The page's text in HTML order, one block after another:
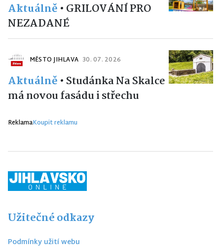
Aktuálně • GRILOVÁNÍ PRO
NEZADANÉ
MĚSTO JIHLAVA 30. 07. 2026
Aktuálně • Studánka Na Skalce
má novou fasádu i střechu
ReklamaKoupit reklamu
Užitečné odkazy
Podmínky užití webu